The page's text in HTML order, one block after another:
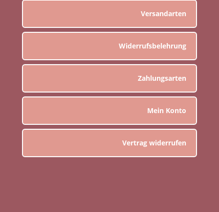
Versandarten
Widerrufsbelehrung
Zahlungsarten
Mein Konto
Vertrag widerrufen